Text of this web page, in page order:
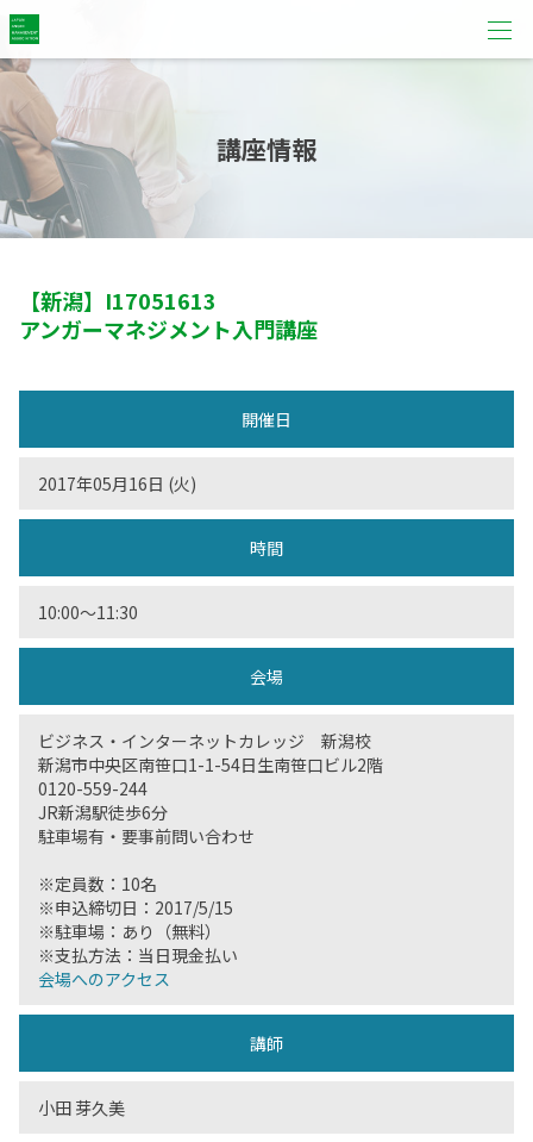
講座情報
【新潟】 I17051613
アンガーマネジメント入門講座
開催日
2017年05月16日 (火)
時間
10:00〜11:30
会場
ビジネス・インターネットカレッジ 新潟校
新潟市中央区南笹口1-1-54日生南笹口ビル2階
0120-559-244
JR新潟駅徒歩6分
駐車場有・要事前問い合わせ
※定員数：10名
※申込締切日：2017/5/15
※駐車場：あり（無料）
※支払方法：当日現金払い
会場へのアクセス
講師
小田 芽久美